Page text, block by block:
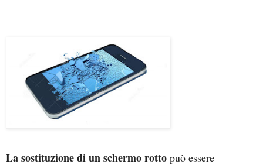
La sostituzione di un schermo rotto può essere